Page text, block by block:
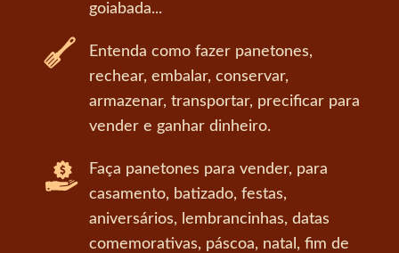
goiabada...
Entenda como fazer panetones,
rechear, embalar, conservar,
armazenar, transportar, precificar para
vender e ganhar dinheiro.
Faça panetones para vender, para
casamento, batizado, festas,
aniversários, lembrancinhas, datas
comemorativas, páscoa, natal, fim de